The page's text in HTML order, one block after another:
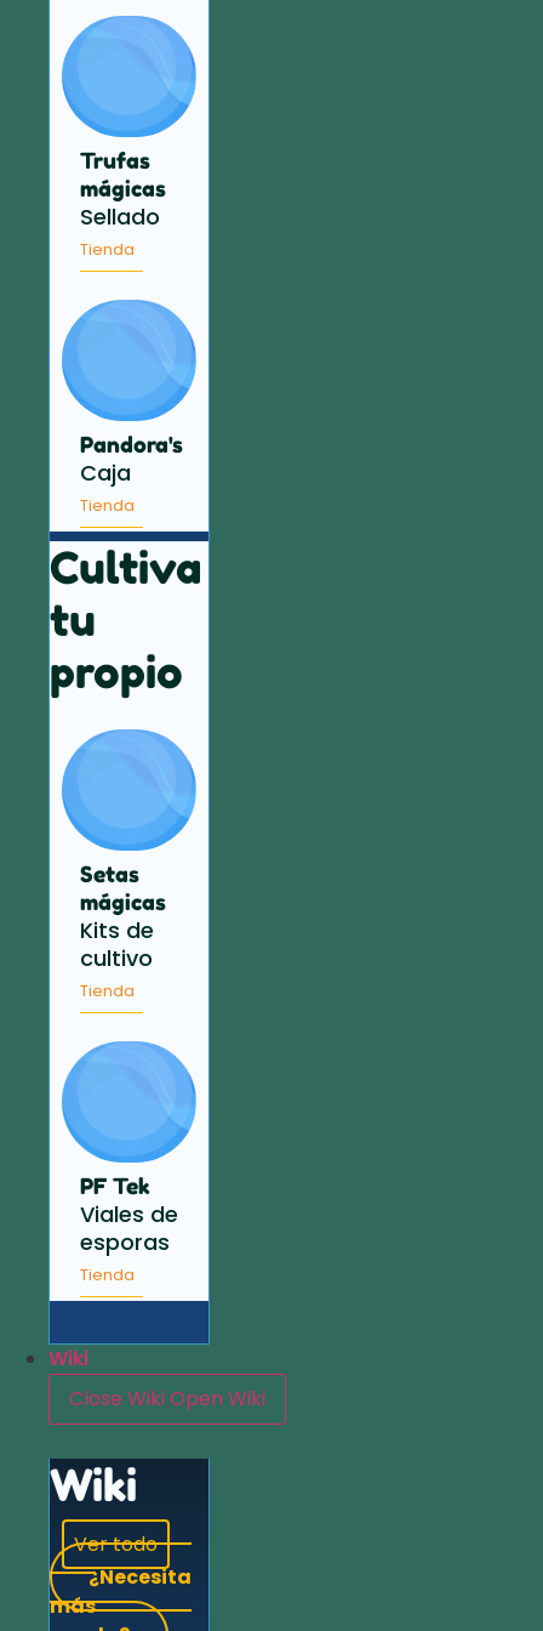
Trufas
mágicas
Sellado
Tienda
Pandora's
Caja
Tienda
Cultiva
tu
propio
Setas
mágicas
Kits de
cultivo
Tienda
PF Tek
Viales de
esporas
Tienda
Wiki
Close WikiOpen Wiki
Wiki
Ver todo
¿Necesita
más